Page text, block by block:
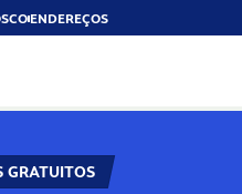
ENDEREÇOS
GRATUITOS